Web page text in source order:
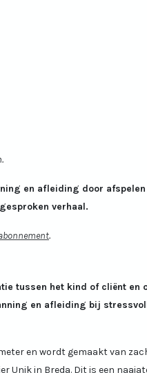
en afleiding door afspelen
verhaal.
.
tussen het kind of cliënt en
en afleiding bij
en wordt gemaakt van
Unik in Breda. Dit is een